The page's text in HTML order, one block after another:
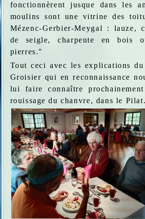
fonctionnèrent jusque dans les
moulins sont une vitrine des
Mézenc-Gerbier-Meygal : lauze,
de seigle, charpente en bois
pierres."
Tout ceci avec les explications
Groisier qui en reconnaissance
lui faire connaître
rouissage du chanvre, dans le Pilat.